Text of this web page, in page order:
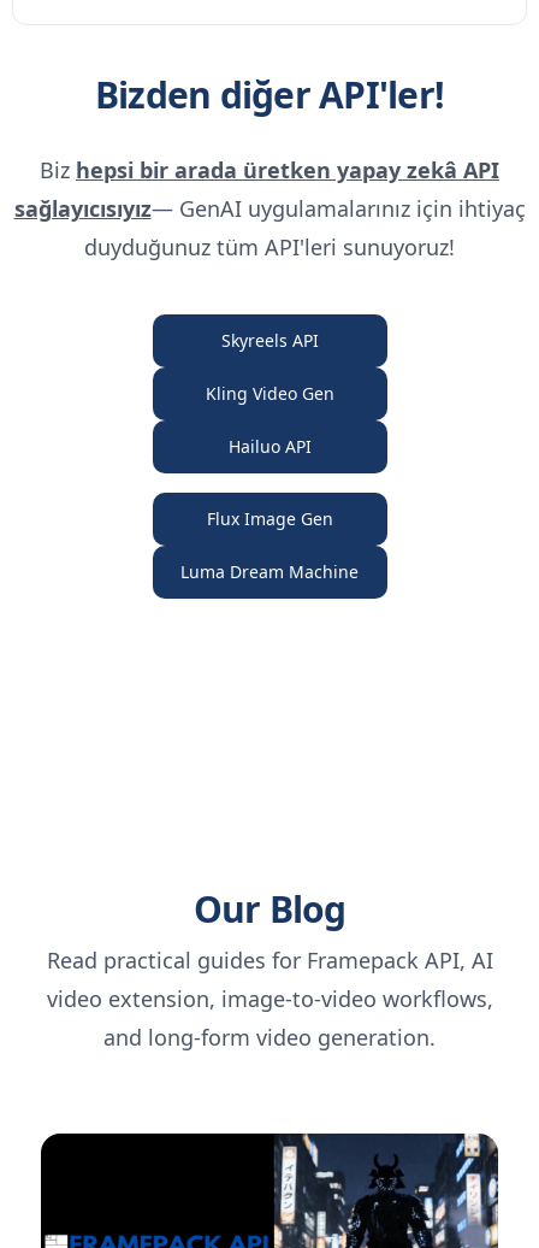
Bizden diğer API'ler!
Biz hepsi bir arada üretken yapay zekâ API
sağlayıcısıyız— GenAI uygulamalarınız için ihtiyaç
duyduğunuz tüm API'leri sunuyoruz!
Skyreels API
Kling Video Gen
Hailuo API
Flux Image Gen
Luma Dream Machine
Our Blog
Read practical guides for Framepack API, AI
video extension, image-to-video workflows,
and long-form video generation.